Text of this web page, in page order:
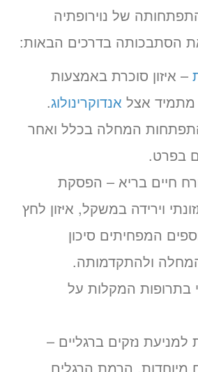
תור טלפוני התקשרו
037712804
תור אונליין
לד״ר ויטלי פינקלשטיין
(לא נדרש כרטיס אשראי)
פנויים. לחצו לבחירת
שעה
של נוירופתיה
הסתבכותה בדרכים הבאות:
– איזון סוכרת באמצעות
מתמיד אצל אנדוקרינולוג.
המחלה בכלל ואחר
בפרט.
חיים בריא – הפסקת
וירידה במשקל, איזון לחץ
המפחיתים סיכון
ולהתקדמותה.
בתרופות המקלות על
למניעת נזקים ברגליים –
מיוחדות, הרמת הרגלים